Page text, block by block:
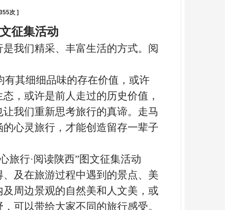
次 ]
征集活动
我们精采、丰富生活的方式。阅
其细细品味的存在价值，或许
，或许是前人走过的历史价值，
我们重新思考旅行的真谛。走马
心灵旅行，才能创造留存一辈子
旅行·阅读陕西”图文征集活动
及在旅游过程中遇到的景点、美
周边景观的自然美和人文美，或
可以带给大家不同的旅行感受。